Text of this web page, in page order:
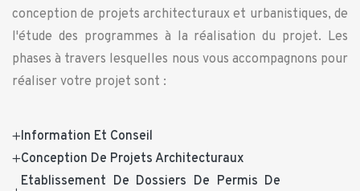
conception de projets architecturaux et urbanistiques, de
l'étude des programmes à la réalisation du projet. Les
phases à travers lesquelles nous vous accompagnons pour
réaliser votre projet sont :
Information Et Conseil
Conception De Projets Architecturaux
Etablissement De Dossiers De Permis De